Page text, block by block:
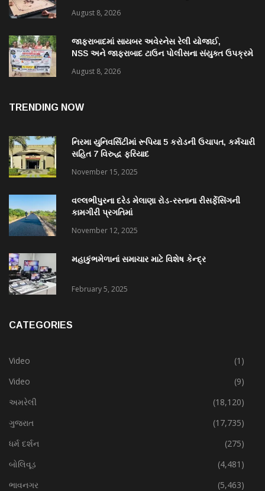
August 8, 2026
જાફરાબાદમાં સાયબર અવેરનેસ રેલી યોજાઈ,
NSS અને જાફરાબાદ ટાઉન પોલીસના સંયુક્ત ઉપક્રમે
August 8, 2026
TRENDING NOW
નિરમા યુનિવર્સિટીમાં રૂપિયા 5 કરોડની ઉચાપત, કર્મચારી
સહિત 7 વિરુદ્ધ ફરિયાદ
November 15, 2025
વલ્લભીપુરના દરેડ મેલાણા રોડ-રસ્તાના રીસર્ફેસિંગની
કામગીરી પ્રગતિમાં
November 12, 2025
મહાકુંભમેળાનાં સમાચાર માટે વિશેષ કેન્દ્ર
February 5, 2025
CATEGORIES
Video
(1)
Video
(9)
અમરેલી
(18,120)
ગુજરાત
(17,735)
ધર્મ દર્શન
(275)
બોલિવૂડ
(4,481)
ભાવનગર
(5,463)